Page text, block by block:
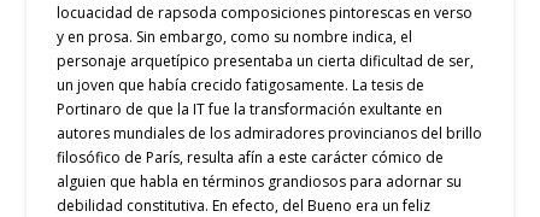
locuacidad de rapsoda composiciones pintorescas en verso
y en prosa. Sin embargo, como su nombre indica, el
personaje arquetípico presentaba un cierta dificultad de ser,
un joven que había crecido fatigosamente. La tesis de
Portinaro de que la IT fue la transformación exultante en
autores mundiales de los admiradores provincianos del brillo
filosófico de París, resulta afín a este carácter cómico de
alguien que habla en términos grandiosos para adornar su
debilidad constitutiva. En efecto, del Bueno era un feliz